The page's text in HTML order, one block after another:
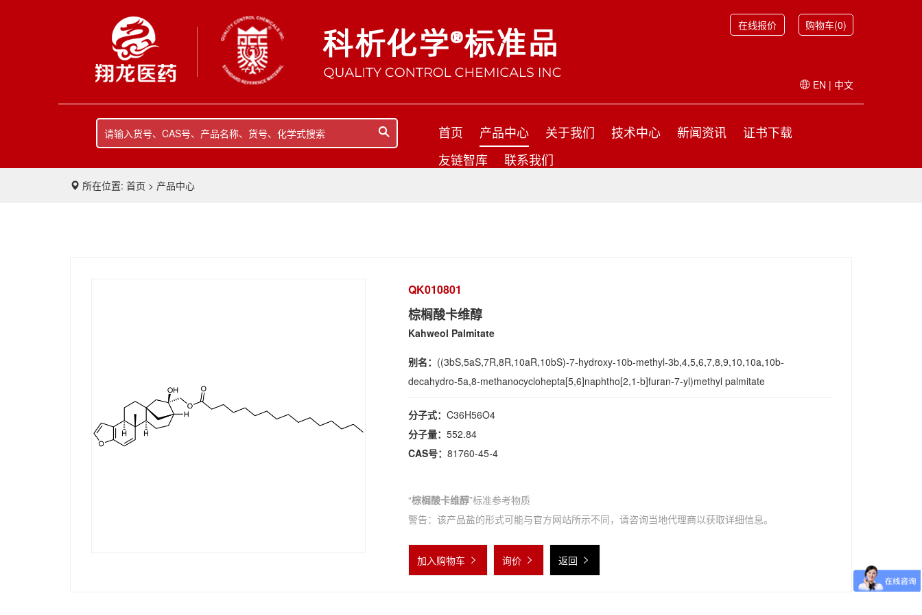
在线报价 购物车(0)
EN | 中文
首页 产品中心 关于我们 技术中心 新闻资讯
证书下载
友链智库
联系我们
所在位置: 首页 > 产品中心
QK010801
棕榈酸卡维醇
Kahweol Palmitate
别名： ((3bS,5aS,7R,8R,10aR,10bS)-7-hydroxy-10b-methyl-3b,4,5,6,7,8,9,10,10a,10b-
decahydro-5a,8-methanocyclohepta[5,6]naphtho[2,1-b]furan-7-yl)methyl palmitate
分子式： C36H56O4
分子量： 552.84
CAS号： 81760-45-4
“棕榈酸卡维醇”标准参考物质
警告：该产品盐的形式可能与官方网站所示不同，请咨询当地代理商以获取详细信息。
加入购物车 询价 返回